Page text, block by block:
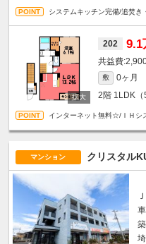
システムキッチン完備/追焚き
202 9.1
敷 0ヶ月
2階 1LDK（
インターネット無料☆/ＩＨシ
マンション クリスタル